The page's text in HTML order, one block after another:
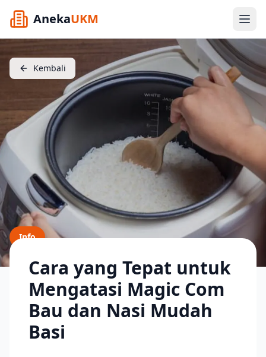
AnekaUKM
Kembali
Info
Cara yang Tepat untuk
Mengatasi Magic Com
Bau dan Nasi Mudah
Basi